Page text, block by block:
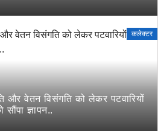
कलेक्टर
और वेतन विसंगति को लेकर पटवारियों
ज्ञापन..